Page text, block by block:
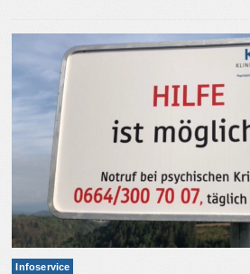
Infoservice